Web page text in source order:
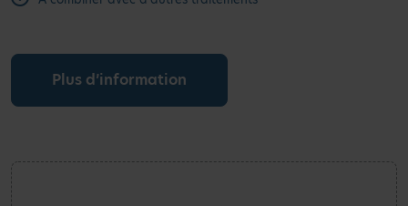
Plus d’information